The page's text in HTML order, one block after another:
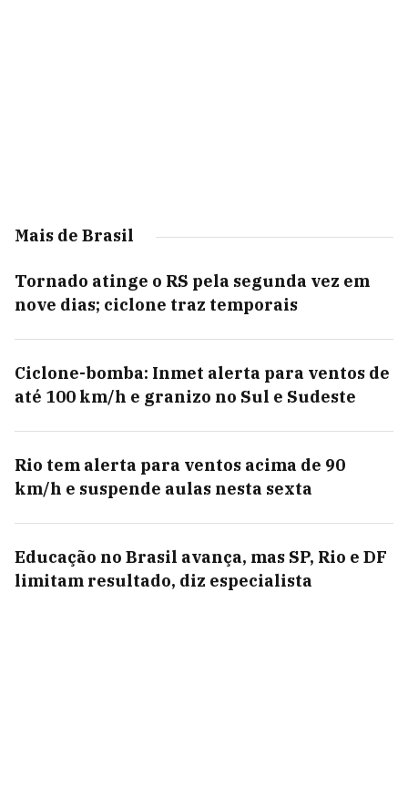
Mais de Brasil
Tornado atinge o RS pela segunda vez em
nove dias; ciclone traz temporais
Ciclone-bomba: Inmet alerta para ventos de
até 100 km/h e granizo no Sul e Sudeste
Rio tem alerta para ventos acima de 90
km/h e suspende aulas nesta sexta
Educação no Brasil avança, mas SP, Rio e DF
limitam resultado, diz especialista